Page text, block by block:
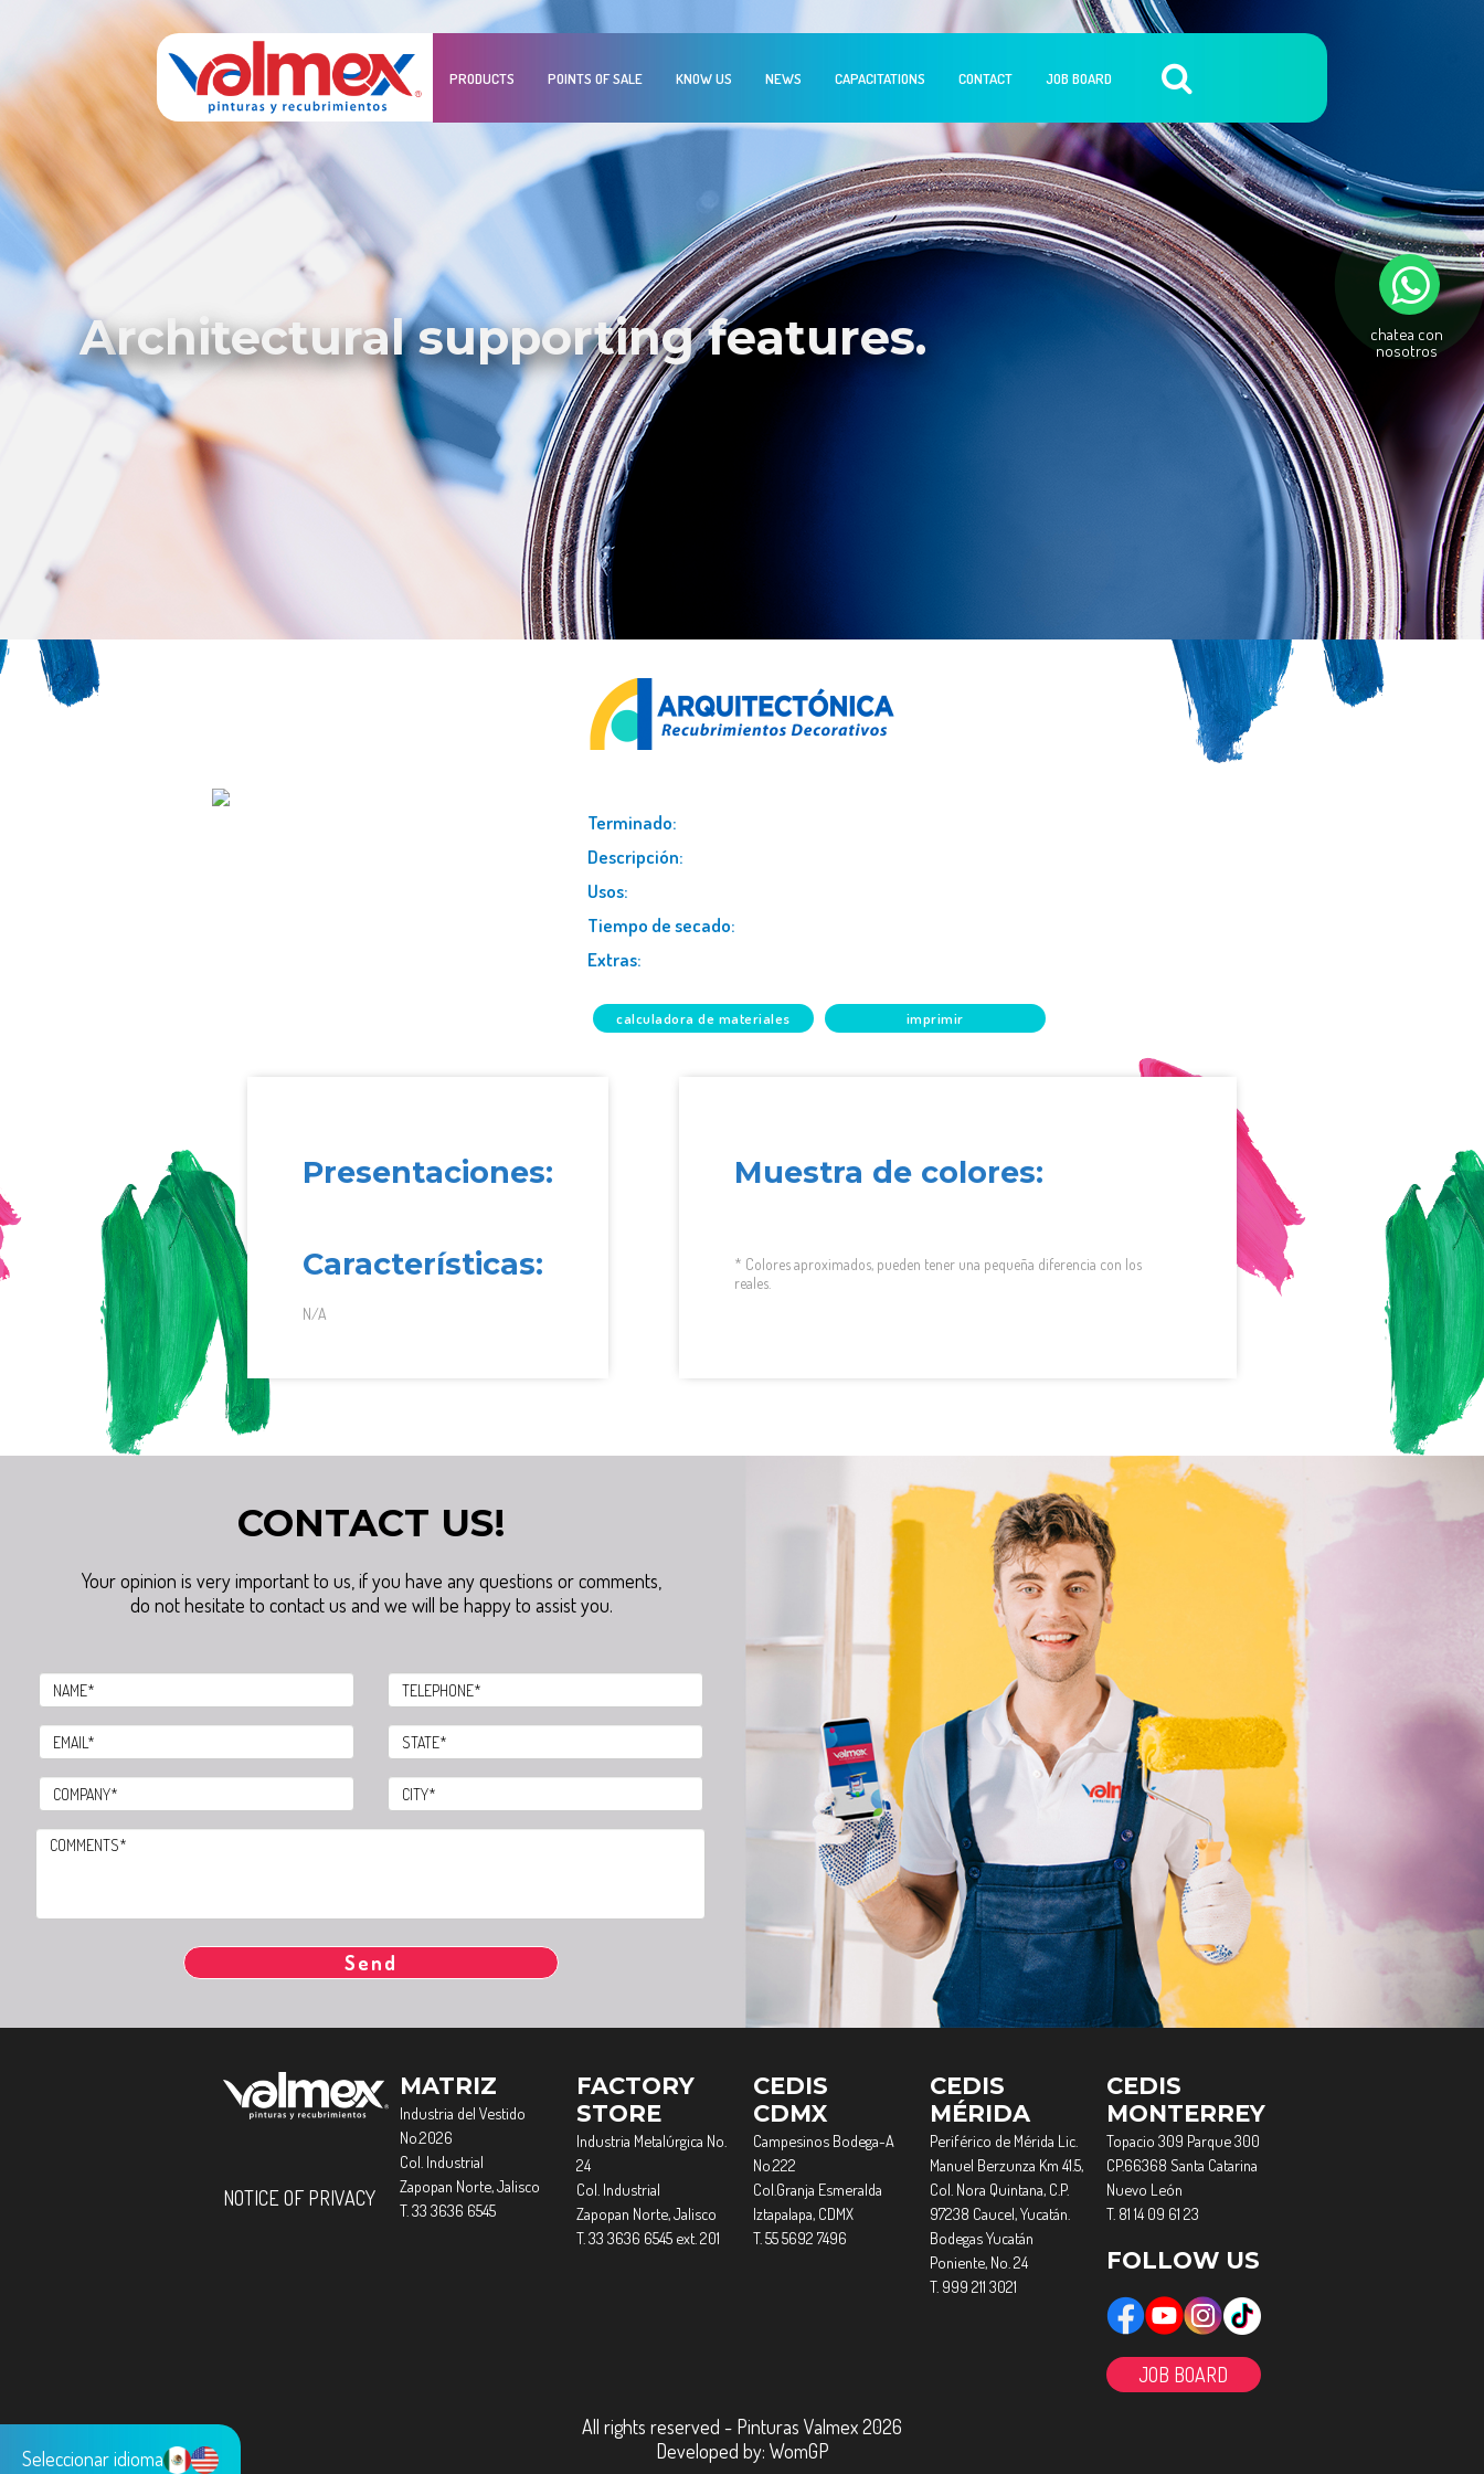
PRODUCTS POINTS OF SALE KNOW US NEWS CAPACITATIONS CONTACT JOB BOARD
Seleccionar idioma
chatea con
nosotros
architectural supporting features.
terminado:
descripción:
usos:
tiempo de secado:
extras:
calculadora de materiales imprimir
Presentaciones:
Características:
N/A
Muestra de colores:
* Colores aproximados, pueden tener una pequeña diferencia con los
reales.
CONTACT US!
Your opinion is very important to us, if you have any questions or comments,
do not hesitate to contact us and we will be happy to assist you.
NOTICE OF PRIVACY
MATRIZ
Industria del Vestido
No.2026
Col. Industrial
Zapopan Norte, Jalisco
T. 33 3636 6545
FACTORY
STORE
Industria Metalúrgica No.
24
Col. Industrial
Zapopan Norte, Jalisco
T. 33 3636 6545 ext. 201
CEDIS
CDMX
Campesinos Bodega-A
No.222
Col.Granja Esmeralda
Iztapalapa, CDMX
T. 55 5692 7496
CEDIS
MÉRIDA
Periférico de Mérida Lic.
Manuel Berzunza Km 41.5,
Col. Nora Quintana, C.P.
97238 Caucel, Yucatán.
Bodegas Yucatán
Poniente, No. 24
T. 999 211 3021
CEDIS
MONTERREY
Topacio 309 Parque 300
CP.66368 Santa Catarina
Nuevo León
T. 81 14 09 61 23
FOLLOW US
JOB BOARD
All rights reserved - Pinturas Valmex 2026
Developed by: WomGP